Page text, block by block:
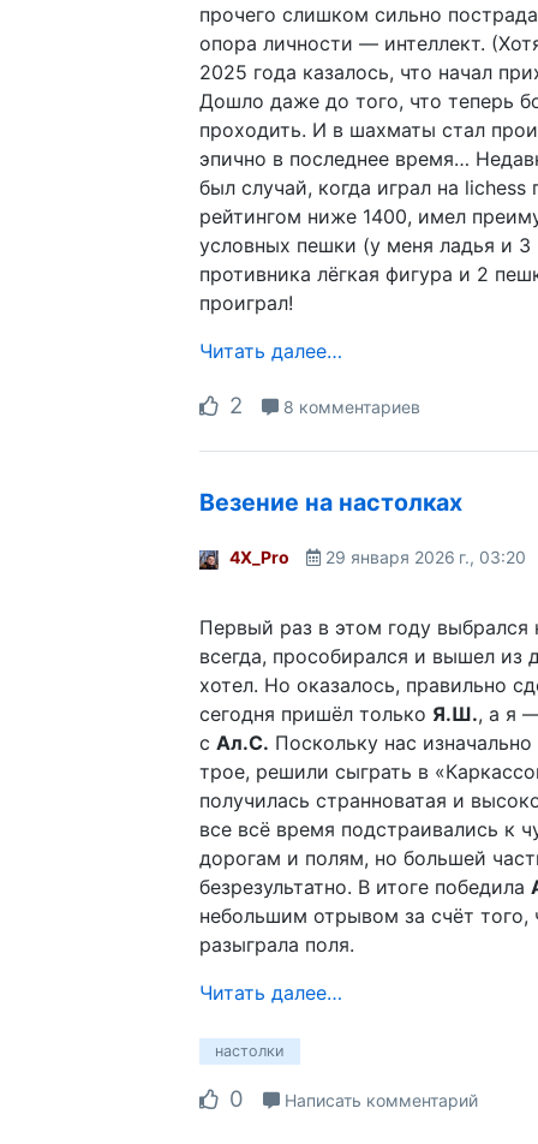
прочего слишком сильно
опора личности — интеллект.
2025 года казалось, что начал
Дошло даже до того, что теперь
проходить. И в шахматы стал
эпично в последнее время…
был случай, когда играл на lichess
рейтингом ниже 1400, имел
условных пешки (у меня ладья и 3
противника лёгкая фигура и 2
проиграл!
Читать далее…
2 8 комментариев
Везение на настолках
4X_Pro 29 января 2026 г., 03:20
Первый раз в этом году выбрался
всегда, прособирался и вышел из
хотел. Но оказалось, правильно
сегодня пришёл только Я.Ш., а я
с Ал.С. Поскольку нас
трое, решили сыграть в
получилась странноватая и
все всё время подстраивались к
дорогам и полям, но большей
безрезультатно. В итоге победила
небольшим отрывом за счёт того,
разыграла поля.
Читать далее…
настолки
0 Написать комментарий